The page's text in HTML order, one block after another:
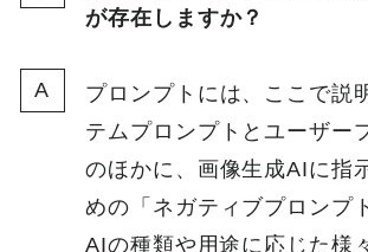
が存在しますか？
プロンプトには、ここで説
テムプロンプトとユーザー
のほかに、画像生成AIに指
めの「ネガティブプロンプ
AIの種類や用途に応じた様